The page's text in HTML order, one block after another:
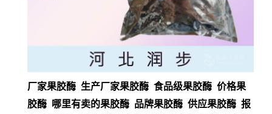
厂家果胶酶 生产厂家果胶酶 食品级果胶酶 价格果
胶酶 哪里有卖的果胶酶 品牌果胶酶 供应果胶酶 报